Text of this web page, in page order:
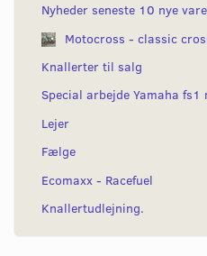
Nyheder seneste 10 nye
Motocross - classic
Knallerter til salg
Special arbejde Yamaha fs1
Lejer
Fælge
Ecomaxx - Racefuel
Knallertudlejning.